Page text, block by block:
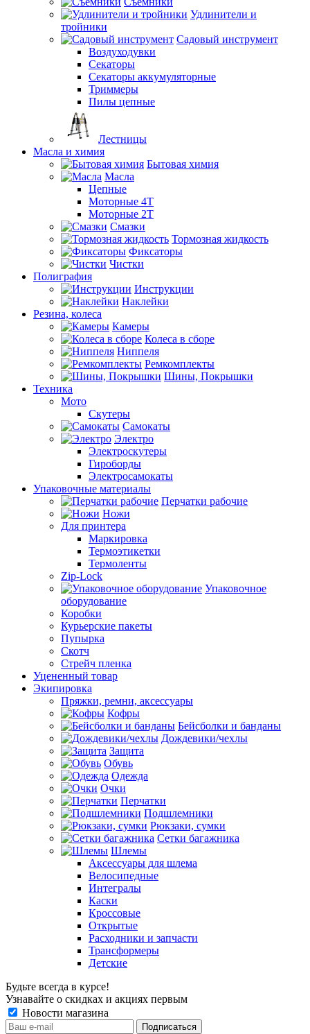
Удлинители и
тройники
Садовый инструмент
Воздуходувки
Секаторы
Секаторы аккумуляторные
Триммеры
Пилы цепные
Лестницы
Масла и химия
Бытовая химия
Масла
Цепные
Моторные 4Т
Моторные 2Т
Смазки
Тормозная жидкость
Фиксаторы
Чистки
Полиграфия
Инструкции
Наклейки
Резина, колеса
Камеры
Колеса в сборе
Ниппеля
Ремкомплекты
Шины, Покрышки
Техника
Мото
Скутеры
Самокаты
Электро
Электроскутеры
Гироборды
Электросамокаты
Упаковочные материалы
Перчатки рабочие
Ножи
Для принтера
Маркировка
Термоэтикетки
Термоленты
Zip-Lock
Упаковочное
оборудование
Коробки
Курьерские пакеты
Пупырка
Скотч
Стрейч пленка
Уцененный товар
Экипировка
Пряжки, ремни, аксессуары
Кофры
Бейсболки и банданы
Дождевики/чехлы
Защита
Обувь
Одежда
Очки
Перчатки
Подшлемники
Рюкзаки, сумки
Сетки багажника
Шлемы
Аксессуары для шлема
Велосипедные
Интегралы
Каски
Кроссовые
Открытые
Расходники и запчасти
Трансформеры
Детские
Будьте всегда в курсе!
Узнавайте о скидках и акциях первым
Новости магазина